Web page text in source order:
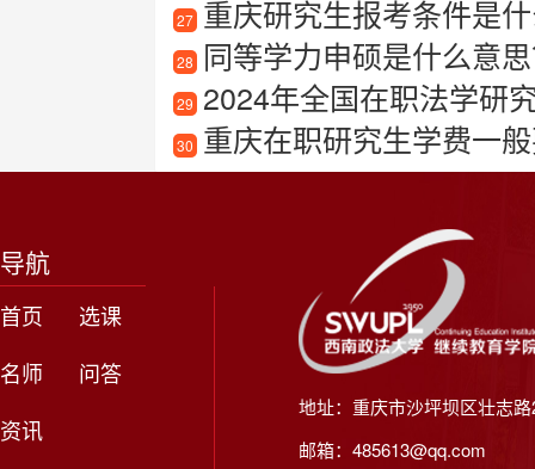
27 重庆研究生报考条件是
28 同等学力申硕是什么意
29 2024年全国在职法学研究生
30 重庆在职研究生学费一
导航
首页
选课
名师
问答
资讯
地址：重庆市沙坪坝区壮志
邮箱：485613@qq.com